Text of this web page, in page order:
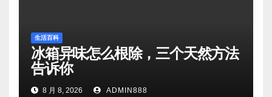
生活百科
冰箱异味怎么根除，三个天然方法
告诉你
8 月 8, 2026 ADMIN888